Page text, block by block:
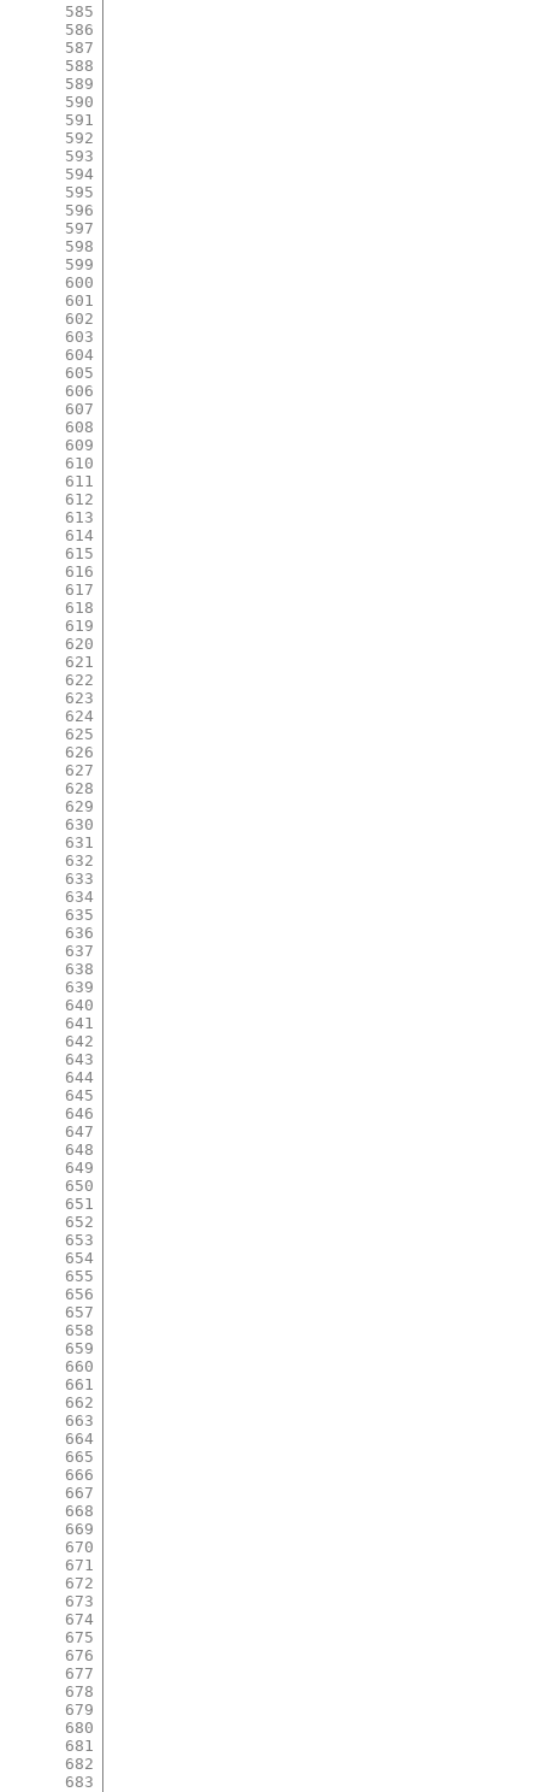
585
586
587
588
589
590
591
592
593
594
595
596
597
598
599
600
601
602
603
604
605
606
607
608
609
610
611
612
613
614
615
616
617
618
619
620
621
622
623
624
625
626
627
628
629
630
631
632
633
634
635
636
637
638
639
640
641
642
643
644
645
646
647
648
649
650
651
652
653
654
655
656
657
658
659
660
661
662
663
664
665
666
667
668
669
670
671
672
673
674
675
676
677
678
679
680
681
682
683